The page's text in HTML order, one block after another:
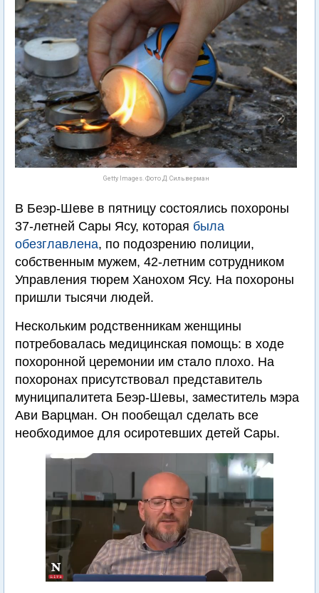
Getty Images. Фото Д. Сильверман
В Беэр-Шеве в пятницу состоялись похороны
37-летней Сары Ясу, которая была
обезглавлена, по подозрению полиции,
собственным мужем, 42-летним сотрудником
Управления тюрем Ханохом Ясу. На похороны
пришли тысячи людей.
Нескольким родственникам женщины
потребовалась медицинская помощь: в ходе
похоронной церемонии им стало плохо. На
похоронах присутствовал представитель
муниципалитета Беэр-Шевы, заместитель мэра
Ави Варцман. Он пообещал сделать все
необходимое для осиротевших детей Сары.